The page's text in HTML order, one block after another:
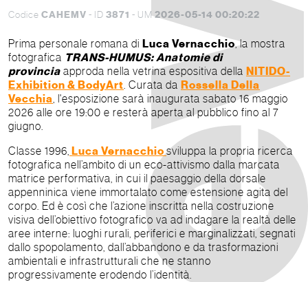
Codice CAHEMV - ID 3871 - UM2026-05-14 00:20:22
Prima personale romana di Luca Vernacchio, la mostra
fotografica TRANS-HUMUS: Anatomie di
provincia approda nella vetrina espositiva della NITIDO-
Exhibition & BodyArt . Curata da Rossella Della
Vecchia , l'esposizione sarà inaugurata sabato 16 maggio
2026 alle ore 19:00 e resterà aperta al pubblico fino al 7
giugno.
Classe 1996, Luca Vernacchiosviluppa la propria ricerca
fotografica nell’ambito di un eco-attivismo dalla marcata
matrice performativa, in cui il paesaggio della dorsale
appenninica viene immortalato come estensione agita del
corpo. Ed è così che l’azione inscritta nella costruzione
visiva dell’obiettivo fotografico va ad indagare la realtà delle
aree interne: luoghi rurali, periferici e marginalizzati, segnati
dallo spopolamento, dall’abbandono e da trasformazioni
ambientali e infrastrutturali che ne stanno
progressivamente erodendo l’identità.